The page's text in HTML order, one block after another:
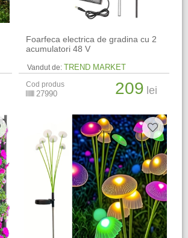
Foarfeca electrica de gradina cu 2
acumulatori 48 V
Vandut de: TREND MARKET
Cod produs
27990 209 lei